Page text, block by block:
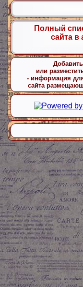
Полный
сайта в
или
- информация
сайта